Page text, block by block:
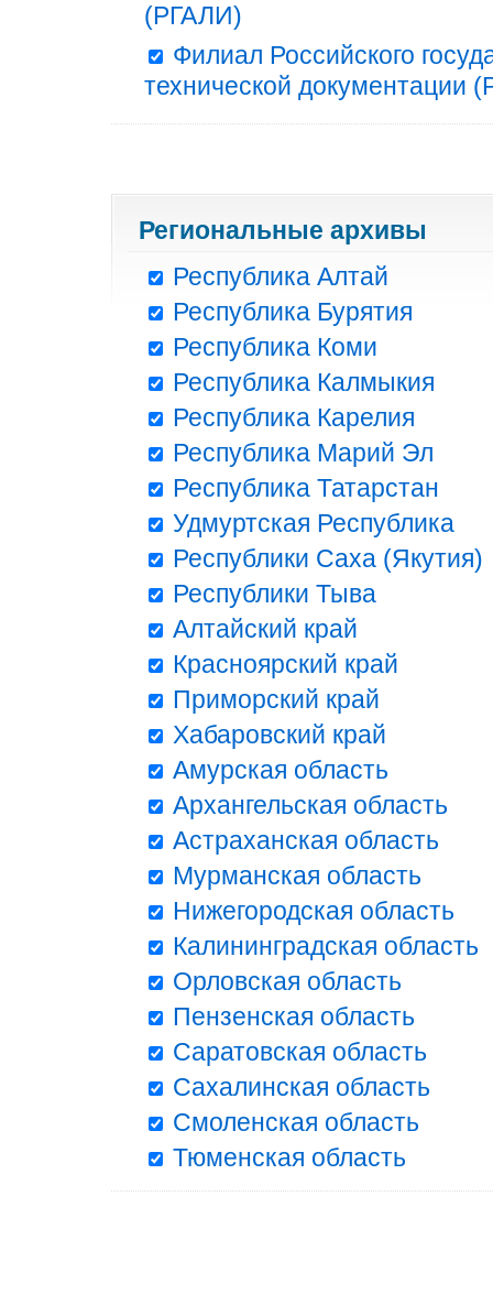
(РГАЛИ)
Филиал Российского
технической документации
Региональные архивы
Республика Алтай
Республика Бурятия
Республика Коми
Республика Калмыкия
Республика Карелия
Республика Марий Эл
Республика Татарстан
Удмуртская Республика
Республики Саха (Якутия)
Республики Тыва
Алтайский край
Красноярский край
Приморский край
Хабаровский край
Амурская область
Архангельская область
Астраханская область
Мурманская область
Нижегородская область
Калининградская область
Орловская область
Пензенская область
Саратовская область
Сахалинская область
Смоленская область
Тюменская область